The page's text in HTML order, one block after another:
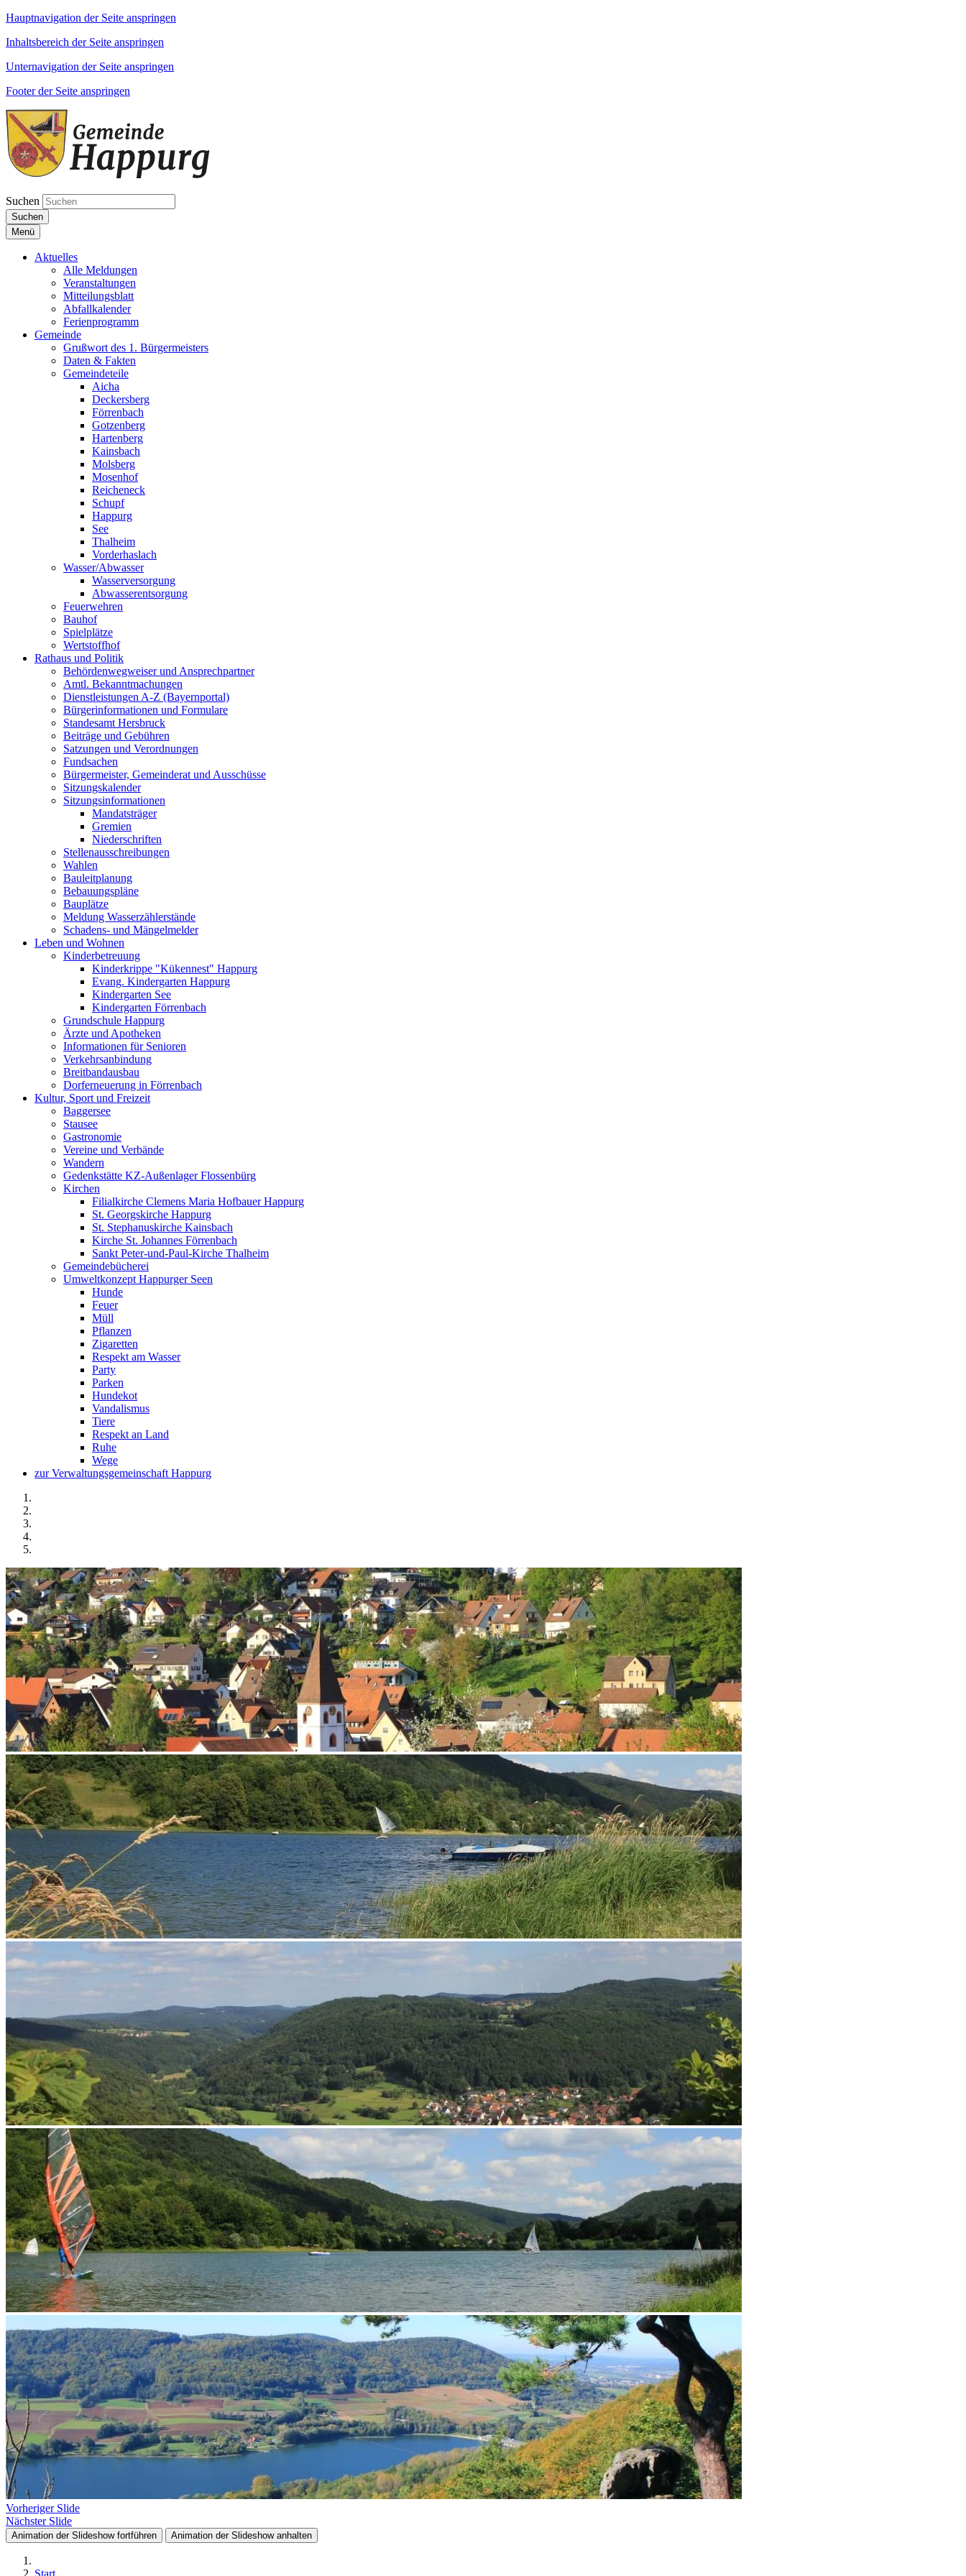
Hauptnavigation der Seite anspringen
Inhaltsbereich der Seite anspringen
Unternavigation der Seite anspringen
Footer der Seite anspringen
Suchen
Suchen
Menü
Aktuelles
Alle Meldungen
Veranstaltungen
Mitteilungsblatt
Abfallkalender
Ferienprogramm
Gemeinde
Grußwort des 1. Bürgermeisters
Daten & Fakten
Gemeindeteile
Aicha
Deckersberg
Förrenbach
Gotzenberg
Hartenberg
Kainsbach
Molsberg
Mosenhof
Reicheneck
Schupf
Happurg
See
Thalheim
Vorderhaslach
Wasser/Abwasser
Wasserversorgung
Abwasserentsorgung
Feuerwehren
Bauhof
Spielplätze
Wertstoffhof
Rathaus und Politik
Behördenwegweiser und Ansprechpartner
Amtl. Bekanntmachungen
Dienstleistungen A-Z (Bayernportal)
Bürgerinformationen und Formulare
Standesamt Hersbruck
Beiträge und Gebühren
Satzungen und Verordnungen
Fundsachen
Bürgermeister, Gemeinderat und Ausschüsse
Sitzungskalender
Sitzungsinformationen
Mandatsträger
Gremien
Niederschriften
Stellenausschreibungen
Wahlen
Bauleitplanung
Bebauungspläne
Bauplätze
Meldung Wasserzählerstände
Schadens- und Mängelmelder
Leben und Wohnen
Kinderbetreuung
Kinderkrippe "Kükennest" Happurg
Evang. Kindergarten Happurg
Kindergarten See
Kindergarten Förrenbach
Grundschule Happurg
Ärzte und Apotheken
Informationen für Senioren
Verkehrsanbindung
Breitbandausbau
Dorferneuerung in Förrenbach
Kultur, Sport und Freizeit
Baggersee
Stausee
Gastronomie
Vereine und Verbände
Wandern
Gedenkstätte KZ-Außenlager Flossenbürg
Kirchen
Filialkirche Clemens Maria Hofbauer Happurg
St. Georgskirche Happurg
St. Stephanuskirche Kainsbach
Kirche St. Johannes Förrenbach
Sankt Peter-und-Paul-Kirche Thalheim
Gemeindebücherei
Umweltkonzept Happurger Seen
Hunde
Feuer
Müll
Pflanzen
Zigaretten
Respekt am Wasser
Party
Parken
Hundekot
Vandalismus
Tiere
Respekt an Land
Ruhe
Wege
zur Verwaltungsgemeinschaft Happurg
Vorheriger Slide
Nächster Slide
Animation der Slideshow fortführen Animation der Slideshow anhalten
Start